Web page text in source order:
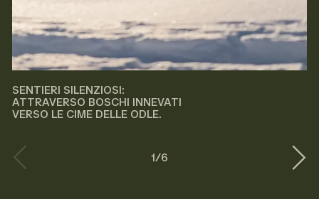
SENTIERI SILENZIOSI:
ATTRAVERSO BOSCHI INNEVATI
VERSO LE CIME DELLE ODLE.
1/6